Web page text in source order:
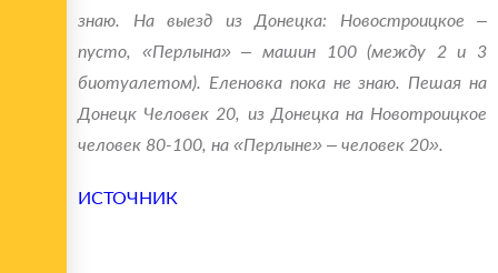
знаю. На выезд из Донецка: Новостроицкое ‒
пусто, «Перлына» ‒ машин 100 (между 2 и 3
биотуалетом). Еленовка пока не знаю. Пешая на
Донецк Человек 20, из Донецка на Новотроицкое
человек 80-100, на «Перлыне» ‒ человек 20».
ИСТОЧНИК